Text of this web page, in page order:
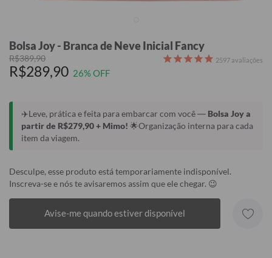
Bolsa Joy - Branca de Neve Inicial Fancy
R$389,90
R$289,90 26% OFF
2597 avaliações
✈️Leve, prática e feita para embarcar com você — Bolsa Joy a
partir de R$279,90 + Mimo! 🌟Organização interna para cada
item da viagem.
Desculpe, esse produto está temporariamente indisponível.
Inscreva-se e nós te avisaremos assim que ele chegar. 😉
Avise-me quando estiver disponível